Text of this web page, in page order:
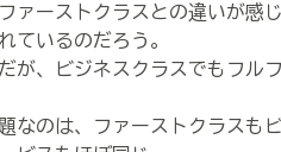
ァーストクラスとの違いが感
ているのだろう。
、ビジネスクラスでもフル
のは、ファーストクラスも